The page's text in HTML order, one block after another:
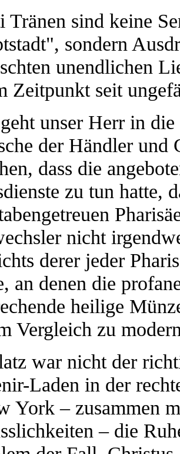
Tränen sind keine
sondern
unendlichen
Zeitpunkt seit
unser Herr in
der Händler und
dass die
zu tun hatte,
nicht
derer jeder
an denen die
heilige
Vergleich zu
war nicht der
Laden in der
York – zusammen
– die